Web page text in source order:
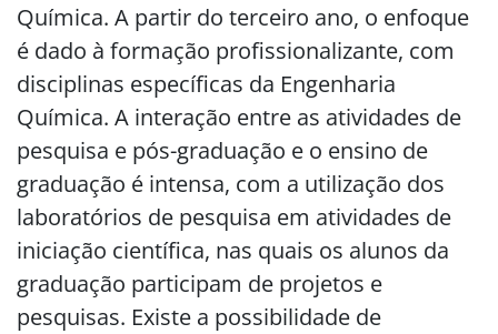
Química. A partir do terceiro ano, o enfoque
é dado à formação profissionalizante, com
disciplinas específicas da Engenharia
Química. A interação entre as atividades de
pesquisa e pós-graduação e o ensino de
graduação é intensa, com a utilização dos
laboratórios de pesquisa em atividades de
iniciação científica, nas quais os alunos da
graduação participam de projetos e
pesquisas. Existe a possibilidade de